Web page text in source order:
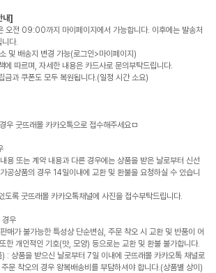
내]
오전 09:00까지 마이페이지에서 가능합니다. 이후에는 발송처
다.
및 배송지 변경 가능(로그인>마이페이지)
따르며, 자세한 내용은 카드사로 문의부탁드립니다.
금과 쿠폰도 모두 복원됩니다.(일정 시간 소요)
우 굿뜨래몰 카카오톡으로 접수해주세요ㅁ
용 또는 계약 내용과 다른 경우에는 상품을 받은 날로부터 신선
공상품의 경우 14일이내에 교환 및 환불을 요청하실 수 있습니
록 굿뜨래몰 카카오톡채널에 사진을 접수부탁드립니다.
경우
매가 불가능한 특성상 단순변심, 주문 착오 시 교환 및 반품이 어
한 개인적인 기호(맛, 모양) 등으로는 교환 및 환불 불가합니다.
: 상품을 받으신 날로부터 7일 이내에 굿뜨래몰 카카오톡 채널로
문 착오의 경우 왕복배송비를 부담하셔야 합니다.(상품별 상이)